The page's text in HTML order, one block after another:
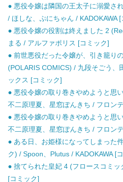
● 悪役令嬢は隣国の王太子に溺愛さ
/ ほしな、ぷにちゃん / KADOKAWA [
● 悪役令嬢の役割は終えました 2
まる / アルファポリス [コミック]
● 前世悪役だった令嬢が、引き籠り
(POLARIS COMICS) / 九段そごう、
ックス [コミック]
● 悪役令嬢の取り巻きやめようと思
不二原理夏、星窓ぽんきち / フロン
● 悪役令嬢の取り巻きやめようと思
不二原理夏、星窓ぽんきち / フロン
● ある日、お姫様になってしまった
ク) / Spoon、Plutus / KADOKAWA [
● 捨てられた皇妃 4 (フロースコミッ
[コミック]